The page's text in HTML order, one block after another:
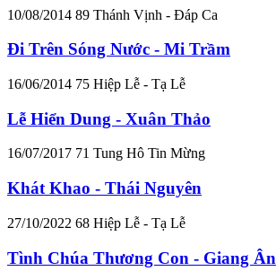
10/08/2014 89 Thánh Vịnh - Đáp Ca
Đi Trên Sóng Nước - Mi Trầm
16/06/2014 75 Hiệp Lễ - Tạ Lễ
Lễ Hiển Dung - Xuân Thảo
16/07/2017 71 Tung Hô Tin Mừng
Khát Khao - Thái Nguyên
27/10/2022 68 Hiệp Lễ - Tạ Lễ
Tình Chúa Thương Con - Giang Ân